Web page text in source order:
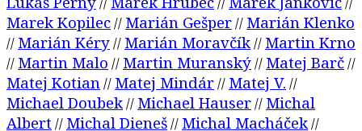
Marek Kopilec// Marián Gešper// Marián Klenko
// Marián Kéry// Marián Moravčík// Martin Krno
// Martin Malo // Martin Muranský// Matej Barč//
Matej Kotian // Matej Mindár// Matej V. //
Michael Doubek// Michael Hauser// Michal
Albert // Michal Dieneš// Michal Macháček//